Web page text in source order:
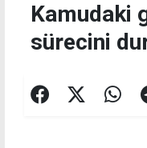
Kamudaki
sürecini